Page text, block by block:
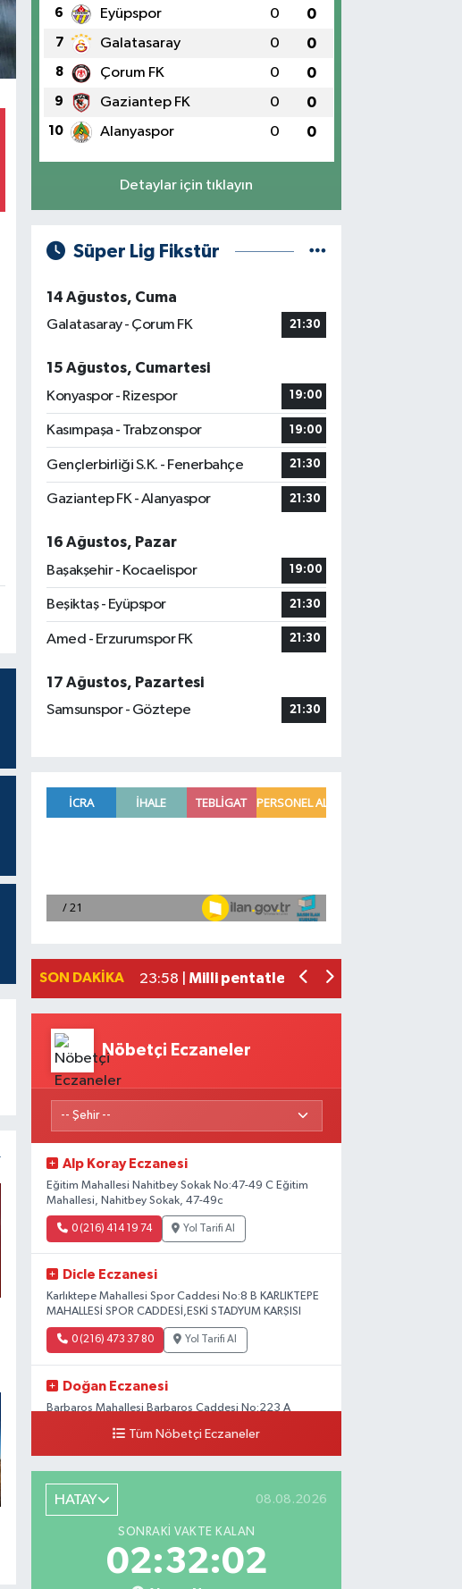
6 Eyüpspor 0 0
7 Galatasaray 0 0
8 Çorum FK 0 0
9 Gaziantep FK 0 0
10 Alanyaspor 0 0
Detaylar için tıklayın
Süper Lig Fikstür
14 Ağustos, Cuma
Galatasaray - Çorum FK
21:30
15 Ağustos, Cumartesi
Konyaspor - Rizespor
19:00
Kasımpaşa - Trabzonspor 19:00
Gençlerbirliği S.K. - Fenerbahçe 21:30
Gaziantep FK - Alanyaspor 21:30
16 Ağustos, Pazar
Başakşehir - Kocaelispor
19:00
Beşiktaş - Eyüpspor 21:30
Amed - Erzurumspor FK 21:30
17 Ağustos, Pazartesi
Samsunspor - Göztepe
21:30
SON DAKIKA
Mersin'de uyuşturucu
23:58 | Milli pentatletler Kıvanç Taşyaran ve
Nöbetçi Eczaneler
Alp Koray Eczanesi
Eğitim Mahallesi Nahitbey Sokak No:47-49 C Eğitim
Mahallesi, Nahitbey Sokak, 47-49c
0 (216) 414 19 74 Yol Tarifi Al
Dicle Eczanesi
Karlıktepe Mahallesi Spor Caddesi No:8 B KARLIKTEPE
MAHALLESİ SPOR CADDESİ,ESKİ STADYUM KARŞISI
0 (216) 473 37 80 Yol Tarifi Al
Doğan Eczanesi
Barbaros Mahallesi Barbaros Caddesi No:223 A
Mali Eczanesi
Merkez Mahallesi Tüloğlu Sokak No:4 A
REŞİTPAŞACADDESİ QNB BANK SOKAĞI REŞİTPAŞA
DENİZKÖŞKLER SAĞLIK OCAĞI KARŞISI
Tüm Nöbetçi Eczaneler
HATAY 08.08.2026
SONRAKI VAKTE KALAN
02:32:01